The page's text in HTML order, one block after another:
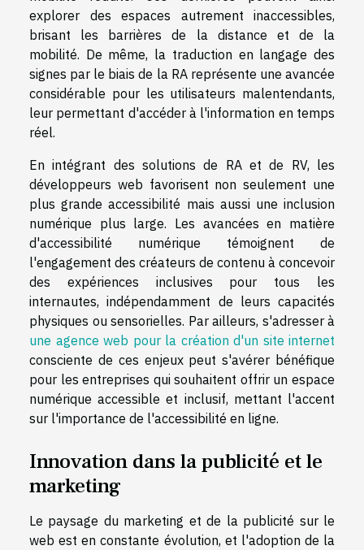
explorer des espaces autrement inaccessibles,
brisant les barrières de la distance et de la
mobilité. De même, la traduction en langage des
signes par le biais de la RA représente une avancée
considérable pour les utilisateurs malentendants,
leur permettant d'accéder à l'information en temps
réel.
En intégrant des solutions de RA et de RV, les
développeurs web favorisent non seulement une
plus grande accessibilité mais aussi une inclusion
numérique plus large. Les avancées en matière
d'accessibilité numérique témoignent de
l'engagement des créateurs de contenu à concevoir
des expériences inclusives pour tous les
internautes, indépendamment de leurs capacités
physiques ou sensorielles. Par ailleurs, s'adresser à
une agence web pour la création d'un site internet
consciente de ces enjeux peut s'avérer bénéfique
pour les entreprises qui souhaitent offrir un espace
numérique accessible et inclusif, mettant l'accent
sur l'importance de l'accessibilité en ligne.
Innovation dans la publicité et le
marketing
Le paysage du marketing et de la publicité sur le
web est en constante évolution, et l'adoption de la